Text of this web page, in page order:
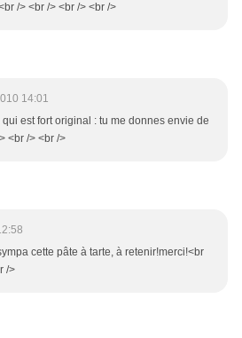
/> <br /> <br /> <br />
14:01
qui est fort original : tu me donnes envie de
<br /> <br />
cette pâte à tarte, à retenir!merci!<br
/>